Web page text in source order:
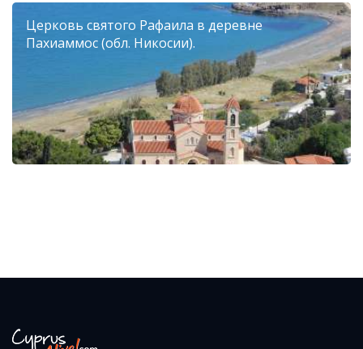
Церковь святого Рафаила в деревне
Пахиаммос (обл. Никосии).